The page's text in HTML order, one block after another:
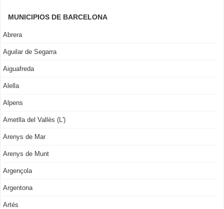
MUNICIPIOS DE BARCELONA
Abrera
Aguilar de Segarra
Aiguafreda
Alella
Alpens
Ametlla del Vallès (L')
Arenys de Mar
Arenys de Munt
Argençola
Argentona
Artés